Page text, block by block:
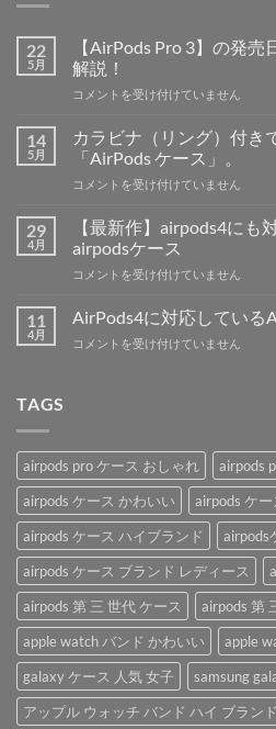
22
5月
【AirPods Pro 3】の発
解説！
【AirPods
3】
の
売
格、
機
の
コメントを受け付けていません
14
5月
カラビナ（リング）付き
「AirPods ケース」。
カ
（リ
ン
付
で
利
な
「AirPods
ケ
ー
ス」。
は
コメントを受け付けていません
29
4月
【最新作】airpods4に
airpodsケース
【最
作】
に
ブ
ラ
ン
ド
airpods
ケ
ー
ス
は
コメントを受け付けていません
11
4月
AirPods4に対応している
AirPods4
い
る
AirPods
ケ
ー
ス
を
ご
紹
介
♪
は
コメントを受け付けていません
TAGS
airpods pro ケース おしゃれ
airpods
airpods ケース かわいい
airpods ケ
airpods ケース ハイブランド
airpods
airpods ケース ブランド レディース
airpods 第 三 世代 ケース
airpods 第
apple watch バンド かわいい
apple
galaxy ケース 人気 女子
samsung
アップル ウォッチ バンド ハイ ブランド